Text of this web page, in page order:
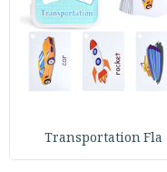
Transportation Fla